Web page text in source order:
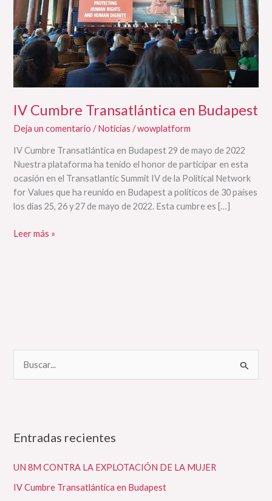
IV Cumbre Transatlántica en Budapest
Deja un comentario /Noticias /wowplatform
IV Cumbre Transatlántica en Budapest 29 de mayo de 2022
Nuestra plataforma ha tenido el honor de participar en esta
ocasión en el Transatlantic Summit IV de la Political Network
for Values que ha reunido en Budapest a políticos de 30 países
los días 25, 26 y 27 de mayo de 2022. Esta cumbre es […]
Leer más »
a
p
o
Entradas recientes
UN 8M CONTRA LA EXPLOTACIÓN DE LA MUJER
IV Cumbre Transatlántica en Budapest